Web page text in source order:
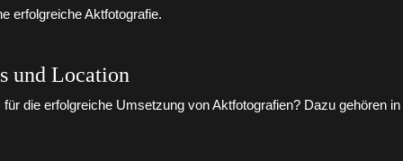
erfolgreiche Aktfotografie.
und Location
die erfolgreiche Umsetzung von Aktfotografien? Dazu gehören in